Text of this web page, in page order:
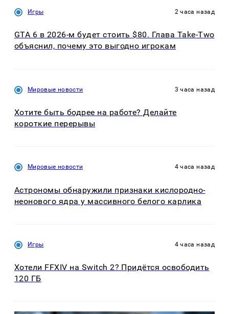
Игры 2 часа назад
GTA 6 в 2026-м будет стоить $80. Глава Take-Two
объяснил, почему это выгодно игрокам
Мировые новости 3 часа назад
Хотите быть бодрее на работе? Делайте
короткие перерывы
Мировые новости 4 часа назад
Астрономы обнаружили признаки кислородно-
неонового ядра у массивного белого карлика
Игры 4 часа назад
Хотели FFXIV на Switch 2? Придётся освободить
120 ГБ